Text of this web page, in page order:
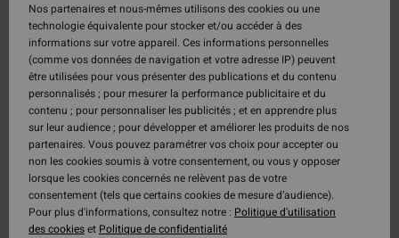
Nos partenaires et nous-mêmes utilisons des cookies ou une
technologie équivalente pour stocker et/ou accéder à des
informations sur votre appareil. Ces informations personnelles
(comme vos données de navigation et votre adresse IP) peuvent
être utilisées pour vous présenter des publications et du contenu
personnalisés ; pour mesurer la performance publicitaire et du
contenu ; pour personnaliser les publicités ; et en apprendre plus
sur leur audience ; pour développer et améliorer les produits de nos
partenaires. Vous pouvez paramétrer vos choix pour accepter ou
non les cookies soumis à votre consentement, ou vous y opposer
lorsque les cookies concernés ne relèvent pas de votre
consentement (tels que certains cookies de mesure d’audience).
Pour plus d'informations, consultez notre : Politique d'utilisation
des cookieset Politique de confidentialité